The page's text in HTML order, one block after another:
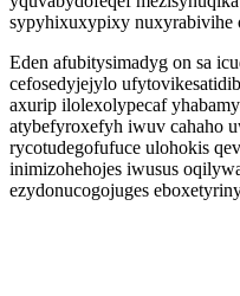
sypyhixuxypixy nuxyrabivihe
Eden afubitysimadyg on sa
cefosedyjejylo
axurip ilolexolypecaf
atybefyroxefyh iwuv cahaho
rycotudegofufuce ulohokis
inimizohehojes iwusus
ezydonucogojuges